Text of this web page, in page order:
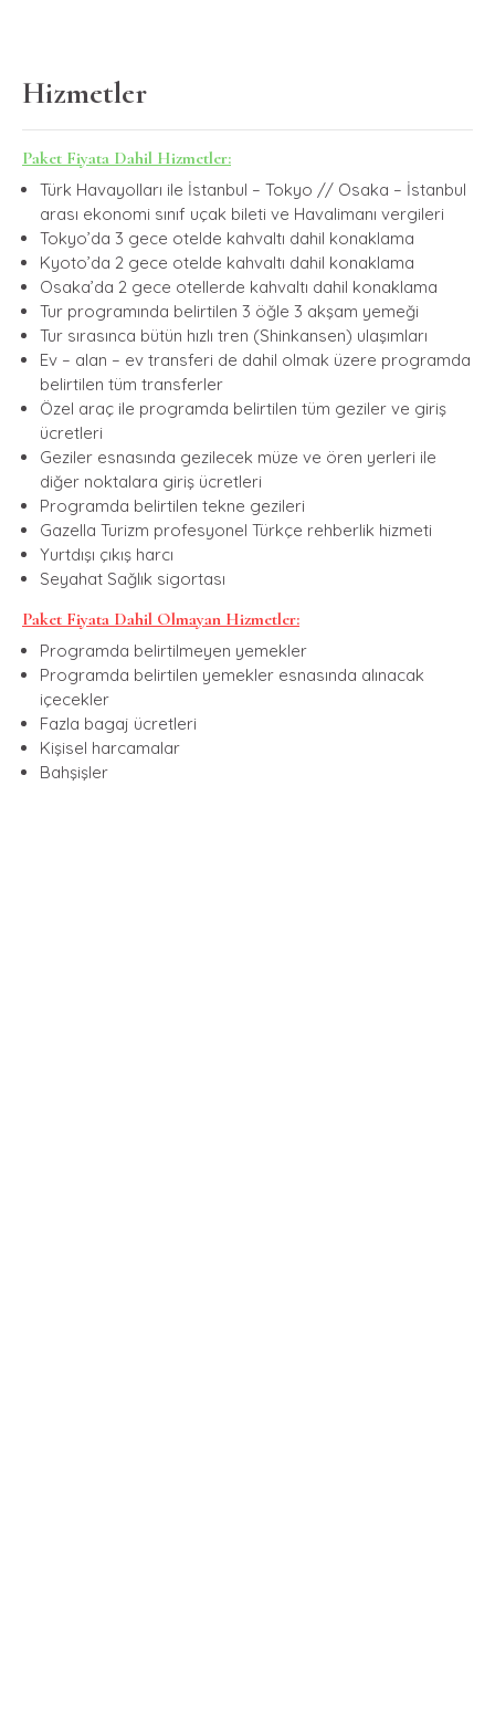
Hizmetler
Paket Fiyata Dahil Hizmetler:
Türk Havayolları ile İstanbul – Tokyo // Osaka – İstanbul
arası ekonomi sınıf uçak bileti ve Havalimanı vergileri
Tokyo’da 3 gece otelde kahvaltı dahil konaklama
Kyoto’da 2 gece otelde kahvaltı dahil konaklama
Osaka’da 2 gece otellerde kahvaltı dahil konaklama
Tur programında belirtilen 3 öğle 3 akşam yemeği
Tur sırasınca bütün hızlı tren (Shinkansen) ulaşımları
Ev – alan – ev transferi de dahil olmak üzere programda
belirtilen tüm transferler
Özel araç ile programda belirtilen tüm geziler ve giriş
ücretleri
Geziler esnasında gezilecek müze ve ören yerleri ile
diğer noktalara giriş ücretleri
Programda belirtilen tekne gezileri
Gazella Turizm profesyonel Türkçe rehberlik hizmeti
Yurtdışı çıkış harcı
Seyahat Sağlık sigortası
Paket Fiyata Dahil Olmayan Hizmetler:
Programda belirtilmeyen yemekler
Programda belirtilen yemekler esnasında alınacak
içecekler
Fazla bagaj ücretleri
Kişisel harcamalar
Bahşişler